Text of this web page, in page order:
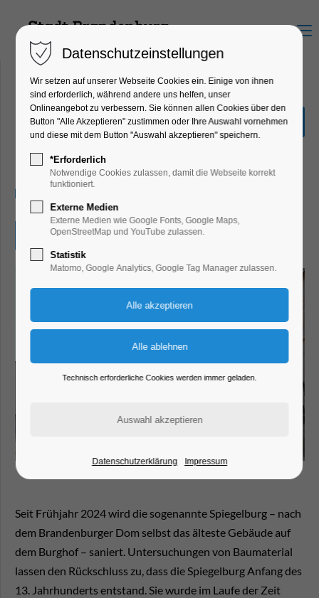
Menu
Sonderführung durch die
Spiegelburg
Führung
Eintritt frei
Seit Frühjahr 2024 wird die sogenannte Spiegelburg – nach
dem Brandenburger Dom selbst das älteste Gebäude auf
dem Burghof – saniert. Untersuchungen von Baumaterial
lassen den Rückschluss zu, dass die Spiegelburg Anfang des
13. Jahrhunderts entstand. Sie wurde im Laufe der Zeit
Datenschutzeinstellungen
Wir setzen auf unserer Webseite Cookies ein. Einige von ihnen
sind erforderlich, während andere uns helfen, unser
Onlineangebot zu verbessern. Sie können allen Cookies über den
Button "Alle Akzeptieren" zustimmen oder Ihre Auswahl vornehmen
und diese mit dem Button "Auswahl akzeptieren" speichern.
*Erforderlich
Notwendige Cookies zulassen, damit die Webseite korrekt
funktioniert.
Externe Medien
Externe Medien wie Google Fonts, Google Maps,
OpenStreetMap und YouTube zulassen.
Statistik
Matomo, Google Analytics, Google Tag Manager zulassen.
Technisch erforderliche Cookies werden immer geladen.
Datenschutzerklärung Impressum